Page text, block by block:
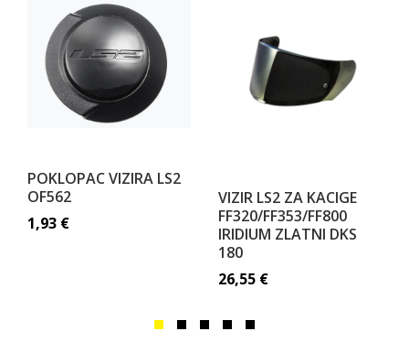
POKLOPAC VIZIRA LS2
OF562
1,93 €
VIZIR LS2 ZA KACIGE
FF320/FF353/FF800
IRIDIUM ZLATNI DKS
180
26,55 €